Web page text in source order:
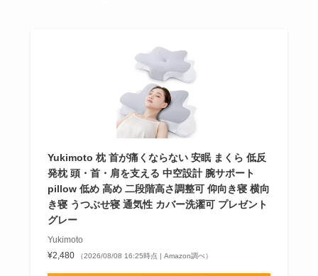
Yukimoto 枕 首が痛くならない 安眠 まくら 低反
発枕 頭・首・肩を支える 中空設計 腕サポート
pillow 低め 高め 二段階高さ調整可 仰向き寝 横向
き寝 うつぶせ寝 通気性 カバー洗濯可 プレゼント
グレー
Yukimoto
¥2,480
（2026/08/08 16:25時点 | Amazon調べ）